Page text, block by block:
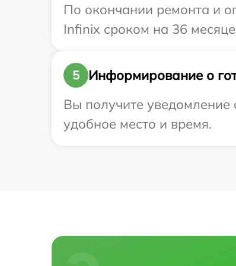
По окончании ремонта и
Infinix сроком на 36
5
Информирование о
Вы получите уведомление
удобное место и время.